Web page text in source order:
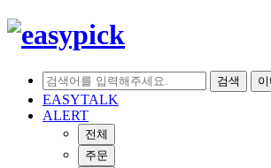
검색
EASYTALK
ALERT
전체
주문